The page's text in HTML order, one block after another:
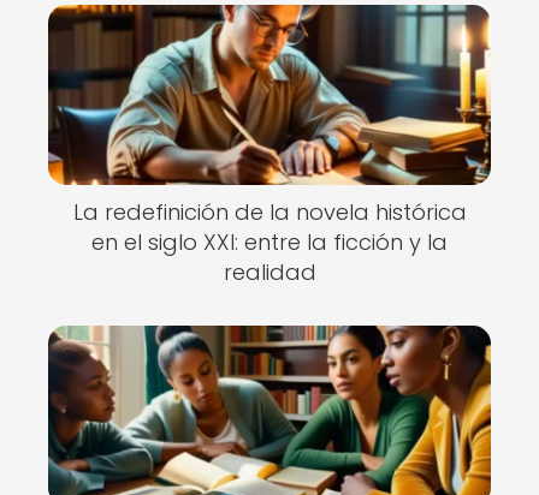
La redefinición de la novela histórica
en el siglo XXI: entre la ficción y la
realidad